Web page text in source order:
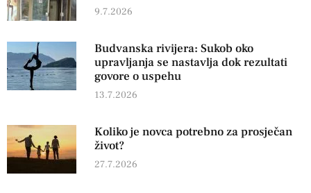
9.7.2026
Budvanska rivijera: Sukob oko
upravljanja se nastavlja dok rezultati
govore o uspehu
13.7.2026
Koliko je novca potrebno za prosječan
život?
27.7.2026